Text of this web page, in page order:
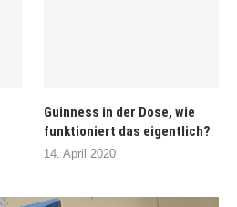
Guinness in der Dose, wie
funktioniert das eigentlich?
14. April 2020